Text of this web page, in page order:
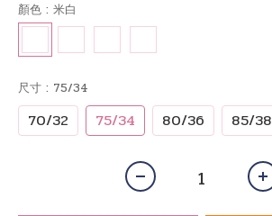
顏色 : 米白
尺寸 : 75/34
70/32 75/34 80/36 85/38